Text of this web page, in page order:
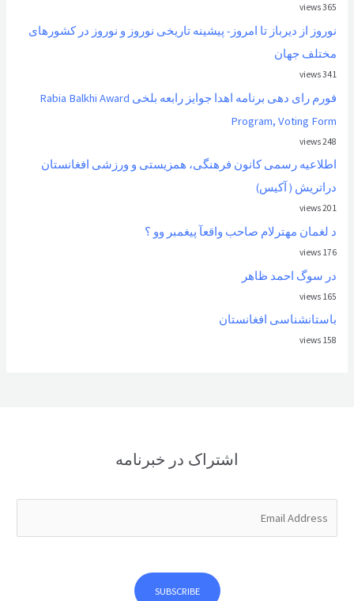
365 views
نوروز از ديرباز تا امروز- پیشینه تاریخی نوروز و نوروز در کشورهای
مختلف جهان
341 views
فورم رای دهی برنامه اهدا جوایز رابعه بلخی Rabia Balkhi Award
Program, Voting Form
248 views
اطلاعیه رسمی کانون فرهنگی، همزیستی و ورزشی افغانستان
دراتریش ( آکیس)
201 views
د لغمان مهترلام صاحب واقعآ پیغمبر وو ؟
176 views
در سوگ احمد ظاهر
165 views
باستانشناسی افغانستان
158 views
اشتراک در خبرنامه
SUBSCRIBE